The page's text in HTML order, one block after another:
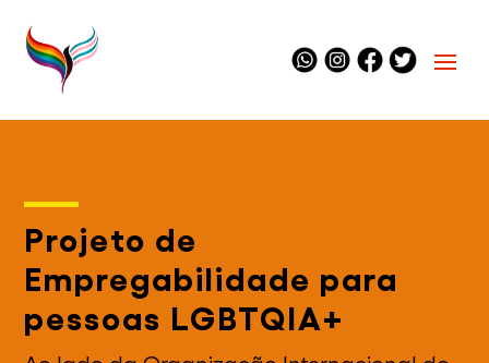
Projeto de
Empregabilidade para
pessoas LGBTQIA+